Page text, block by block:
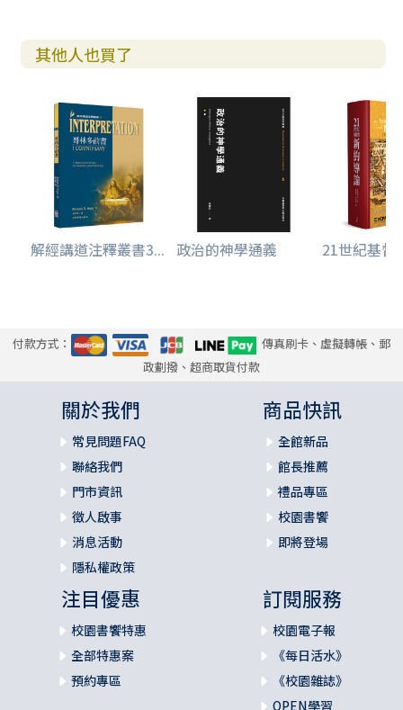
3. 使徒行傳十八章24至28節的經文脈絡 131
3.1. 亞波羅在以弗所（徒18:24–26） 132
4. 使徒行傳十八章24至28節的關鍵字研究 133
4.1. 「接待（proslambanō）他來」 133
4.2. 「講解（?κτ?θημι [ektithēmi]）」的定義 137
4.3. 小結 138
5. 百基拉的領導特質 138
5.1. 作為跟隨者的領袖 139
5.3. 啟示異象的領袖 141
6. 結論 144
第五章 腓利的女兒們的領導特質：使徒行傳21:8–9 147
2. 使徒行傳二十一章8至9節的社會歷史背景 149
2.1. 凱撒利亞 149
2.2. 宣揚福音的執事腓利 151
2.3. 小結 153
3. 使徒行傳二十一章8至9節的經文脈絡 153
3.2. 腓利的女兒們說預言 154
4. 使徒行傳二十一章8至9節的關鍵字研究 155
4.1. 「說預言（prophēteuō）」（徒21:9） 155
4.2. 「處女（parthenos）」 158
4.3. 小結 160
5. 四位女先知的領導特質 160
5.1. 作為跟隨者的領袖 160
5.2. 面對挑戰的領袖 161
5.3. 啟示異象的領袖 161
其他人也買了
解經講道注釋叢書3... 政治的神學通義 21世紀基督
付款方式：
傳真刷卡、虛擬轉帳、郵
政劃撥、超商取貨付款
關於我們
常見問題FAQ
聯絡我們
門市資訊
徵人啟事
消息活動
隱私權政策
商品快訊
全館新品
館長推薦
禮品專區
校園書饗
即將登場
注目優惠
校園書饗特惠
全部特惠案
預約專區
訂閱服務
校園電子報
《每日活水》
《校園雜誌》
OPEN學習